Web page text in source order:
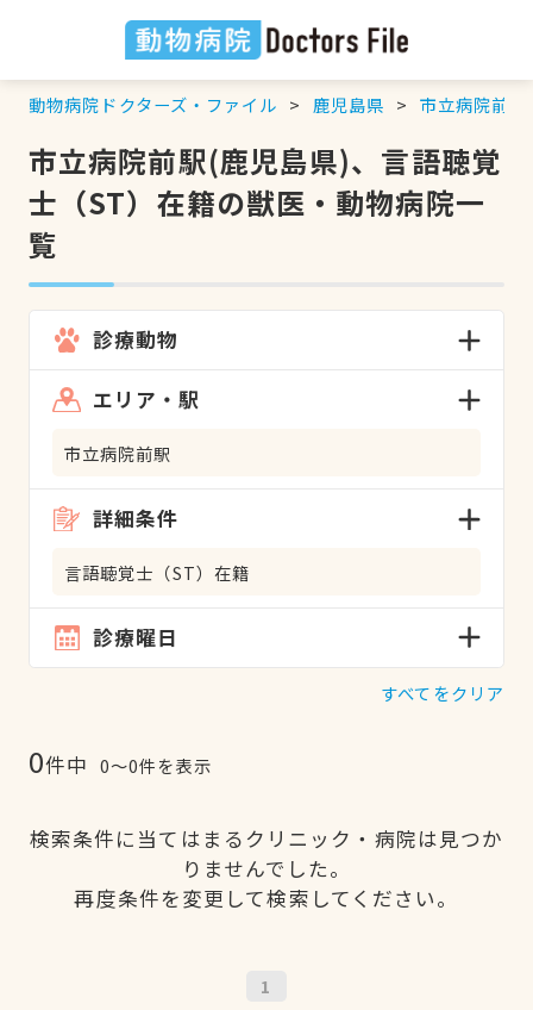
動物病院ドクターズ・ファイル 鹿児島県 市立病院前駅
市立病院前駅(鹿児島県)、言語聴覚
士（ST）在籍の獣医・動物病院一
覧
診療動物
エリア・駅
市立病院前駅
詳細条件
言語聴覚士（ST）在籍
診療曜日
すべてをクリア
0件中 0〜0件を表示
検索条件に当てはまるクリニック・病院は見つか
りませんでした。
再度条件を変更して検索してください。
1